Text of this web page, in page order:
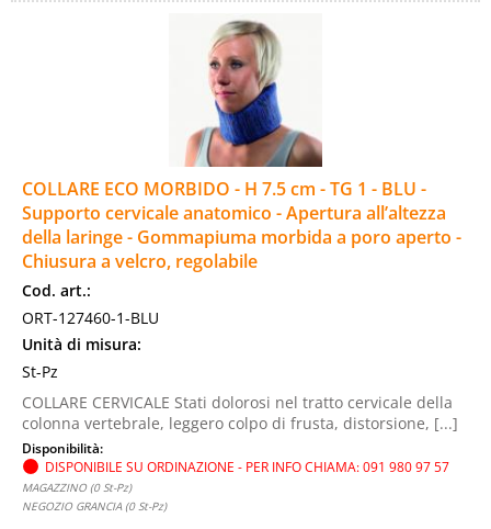
COLLARE ECO MORBIDO - H 7.5 cm - TG 1 - BLU -
Supporto cervicale anatomico - Apertura all’altezza
della laringe - Gommapiuma morbida a poro aperto -
Chiusura a velcro, regolabile
Cod. art.:
ORT-127460-1-BLU
Unità di misura:
St-Pz
COLLARE CERVICALE Stati dolorosi nel tratto cervicale della
colonna vertebrale, leggero colpo di frusta, distorsione, [...]
Disponibilità:
DISPONIBILE SU ORDINAZIONE - PER INFO CHIAMA: 091 980 97 57
MAGAZZINO (0 St-Pz)
NEGOZIO GRANCIA (0 St-Pz)